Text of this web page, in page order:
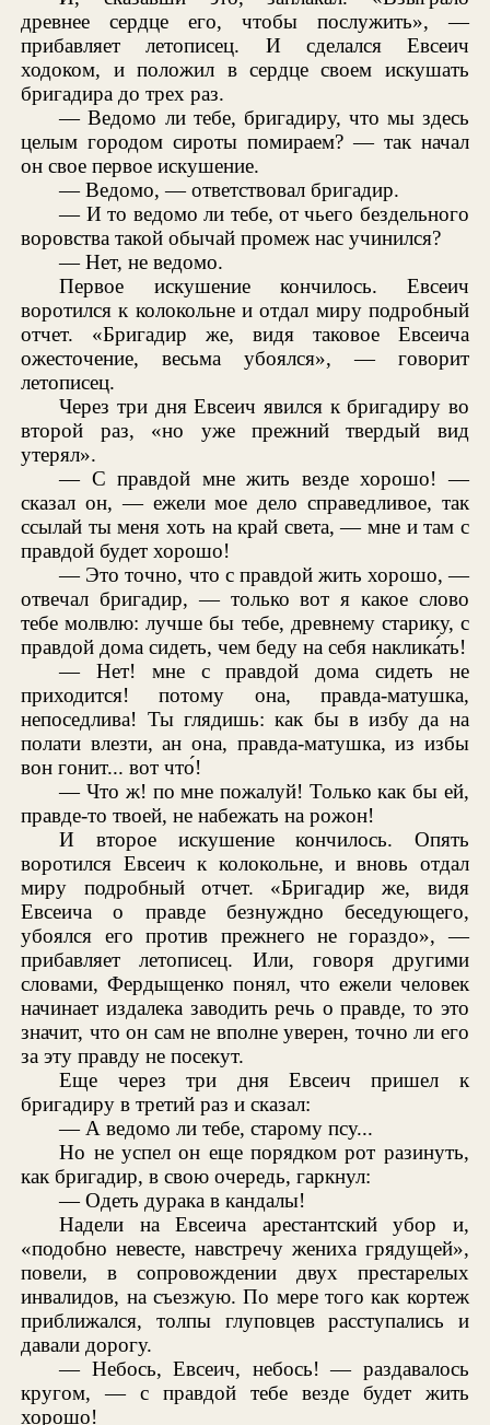
древнее сердце его, чтобы послужить», —
прибавляет летописец. И сделался Евсеич
ходоком, и положил в сердце своем искушать
бригадира до трех раз.
— Ведомо ли тебе, бригадиру, что мы здесь
целым городом сироты помираем? — так начал
он свое первое искушение.
— Ведомо, — ответствовал бригадир.
— И то ведомо ли тебе, от чьего бездельного
воровства такой обычай промеж нас учинился?
— Нет, не ведомо.
Первое искушение кончилось. Евсеич
воротился к колокольне и отдал миру подробный
отчет. «Бригадир же, видя таковое Евсеича
ожесточение, весьма убоялся», — говорит
летописец.
Через три дня Евсеич явился к бригадиру во
второй раз, «но уже прежний твердый вид
утерял».
— С правдой мне жить везде хорошо! —
сказал он, — ежели мое дело справедливое, так
ссылай ты меня хоть на край света, — мне и там с
правдой будет хорошо!
— Это точно, что с правдой жить хорошо, —
отвечал бригадир, — только вот я какое слово
тебе молвлю: лучше бы тебе, древнему старику, с
правдой дома сидеть, чем беду на себя наклика́ть!
— Нет! мне с правдой дома сидеть не
приходится! потому она, правда-матушка,
непоседлива! Ты глядишь: как бы в избу да на
полати влезти, ан она, правда-матушка, из избы
вон гонит... вот что́!
— Что ж! по мне пожалуй! Только как бы ей,
правде-то твоей, не набежать на рожон!
И второе искушение кончилось. Опять
воротился Евсеич к колокольне, и вновь отдал
миру подробный отчет. «Бригадир же, видя
Евсеича о правде безнуждно беседующего,
убоялся его против прежнего не гораздо», —
прибавляет летописец. Или, говоря другими
словами, Фердыщенко понял, что ежели человек
начинает издалека заводить речь о правде, то это
значит, что он сам не вполне уверен, точно ли его
за эту правду не посекут.
Еще через три дня Евсеич пришел к
бригадиру в третий раз и сказал:
— А ведомо ли тебе, старому псу...
Но не успел он еще порядком рот разинуть,
как бригадир, в свою очередь, гаркнул:
— Одеть дурака в кандалы!
Надели на Евсеича арестантский убор и,
«подобно невесте, навстречу жениха грядущей»,
повели, в сопровождении двух престарелых
инвалидов, на съезжую. По мере того как кортеж
приближался, толпы глуповцев расступались и
давали дорогу.
— Небось, Евсеич, небось! — раздавалось
кругом, — с правдой тебе везде будет жить
хорошо!